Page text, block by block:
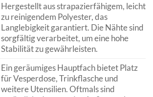
Hergestellt aus strapazierfähigem, leicht
zu reinigendem Polyester, das
Langlebigkeit garantiert. Die Nähte sind
sorgfältig verarbeitet, um eine hohe
Stabilität zu gewährleisten.
Ein geräumiges Hauptfach bietet Platz
für Vesperdose, Trinkflasche und
weitere Utensilien. Oftmals sind